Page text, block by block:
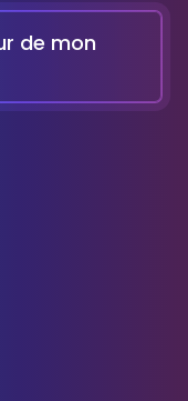
de mon